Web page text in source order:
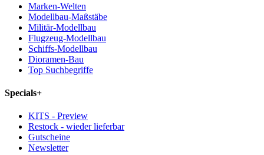
Marken-Welten
Modellbau-Maßstäbe
Militär-Modellbau
Flugzeug-Modellbau
Schiffs-Modellbau
Dioramen-Bau
Top Suchbegriffe
Specials+
KITS - Preview
Restock - wieder lieferbar
Gutscheine
Newsletter